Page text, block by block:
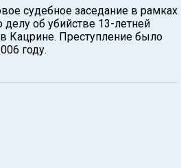
судебное заседание в рамках
об убийстве 13-летней
Кацрине. Преступление было
году.